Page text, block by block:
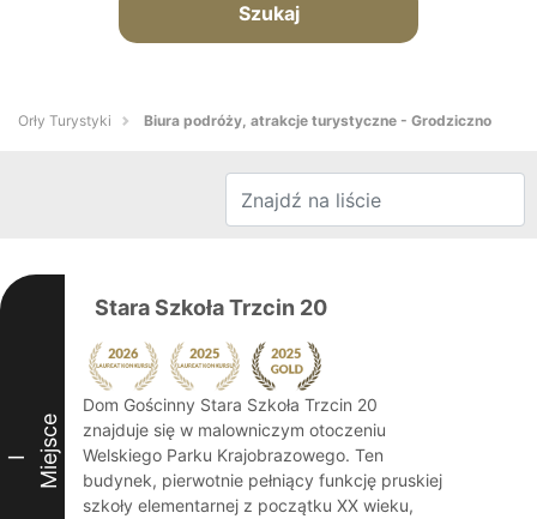
Szukaj
Orły Turystyki Biura podróży, atrakcje turystyczne - Grodziczno
I Miejsce
Stara Szkoła Trzcin 20
Dom Gościnny Stara Szkoła Trzcin 20
znajduje się w malowniczym otoczeniu
Welskiego Parku Krajobrazowego. Ten
budynek, pierwotnie pełniący funkcję pruskiej
szkoły elementarnej z początku XX wieku,